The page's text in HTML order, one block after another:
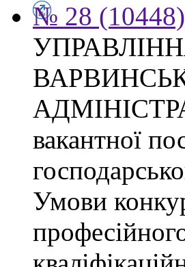
№ 28 (10448)
вакантної
Умови